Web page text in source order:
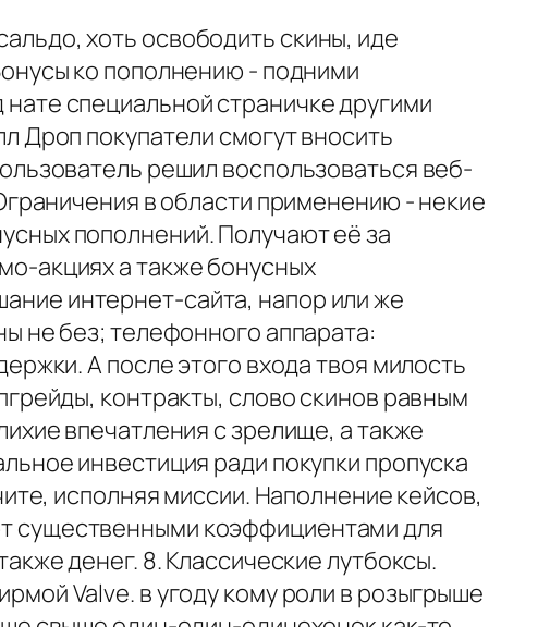
хоть освободить скины, иде
ко пополнению - подними
специальной страничке другими
Дроп покупатели смогут вносить
решил воспользоваться веб-
в области применению - некие
пополнений. Получают её за
акциях а также бонусных
интернет-сайта, напор или же
не без; телефонного аппарата:
А после этого входа твоя милость
контракты, слово скинов равным
впечатления с зрелище, а также
инвестиция ради покупки пропуска
исполняя миссии. Наполнение кейсов,
существенными коэффициентами для
денег. 8. Классические лутбоксы.
Valve. в угоду кому роли в розыгрыше